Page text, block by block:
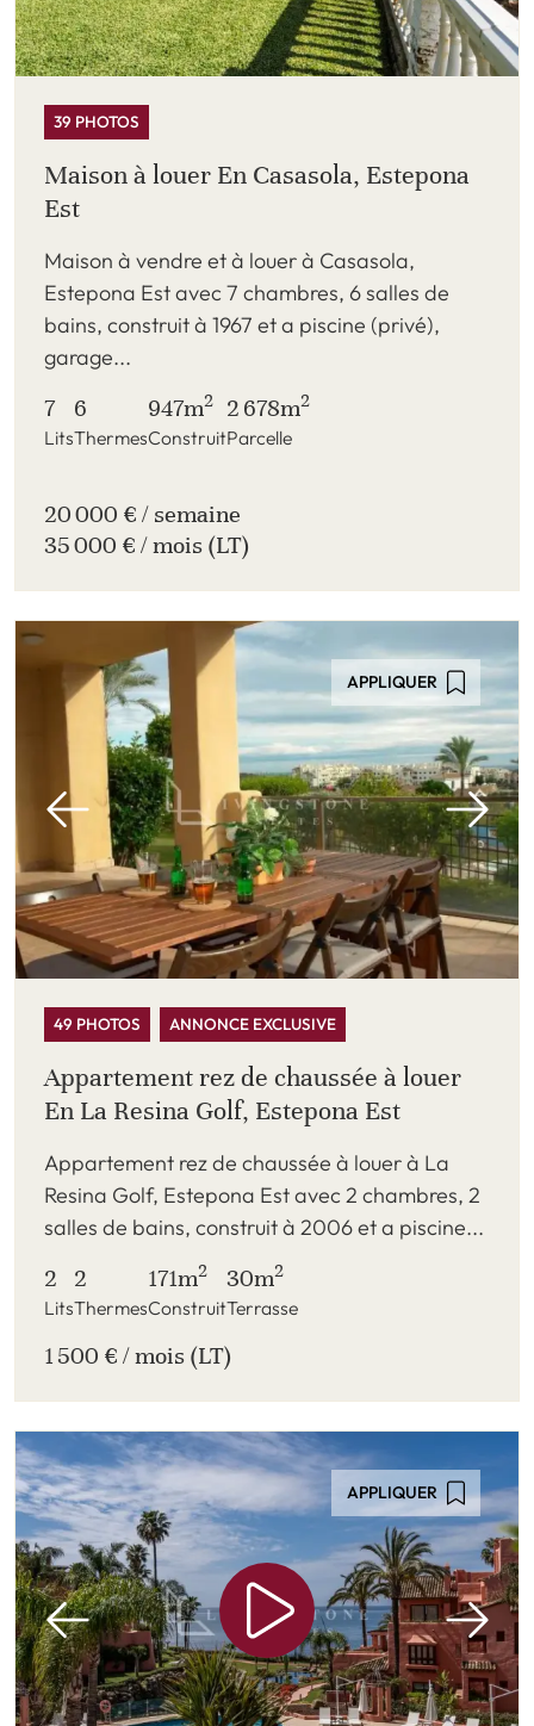
39 PHOTOS
Maison à louer En Casasola, Estepona
Est
Maison à vendre et à louer à Casasola,
Estepona Est avec 7 chambres, 6 salles de
bains, construit à 1967 et a piscine (privé),
garage...
7
Lits
6
Thermes
947m2
Construit
2 678m2
Parcelle
20 000 € / semaine
35 000 € / mois (LT)
APPLIQUER
49 PHOTOS ANNONCE EXCLUSIVE
Appartement rez de chaussée à louer
En La Resina Golf, Estepona Est
Appartement rez de chaussée à louer à La
Resina Golf, Estepona Est avec 2 chambres, 2
salles de bains, construit à 2006 et a piscine...
2
Lits
2
Thermes
171m2
Construit
30m2
Terrasse
1 500 € / mois (LT)
APPLIQUER